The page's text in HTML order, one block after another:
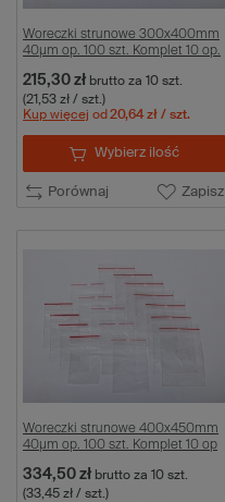
Woreczki strunowe 300x400mm
40µm op. 100 szt. Komplet 10 op.
215,30 zł brutto za 10 szt.
(21,53 zł / szt.)
Kup więcej od 20,64 zł / szt.
Porównaj Zapisz
Wybierz ilość
Woreczki strunowe 400x450mm
40µm op. 100 szt. Komplet 10 op
334,50 zł brutto za 10 szt.
(33,45 zł / szt.)